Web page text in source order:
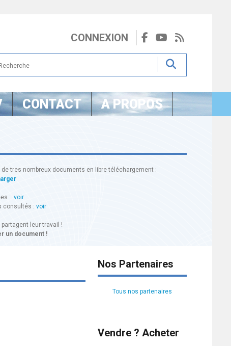
CONNEXION
CONTACT A PROPOS
de tres nombreux documents en libre téléchargement :
: voir
consultés : voir
leur travail !
un document !
Nos Partenaires
Tous nos partenaires
Vendre ? Acheter